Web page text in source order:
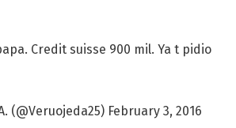
Credit suisse 900 mil. Ya t pidio
(@Veruojeda25) February 3, 2016